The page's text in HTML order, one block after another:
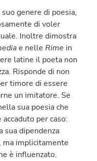
genere di poesia,
di voler
Inoltre dimostra
e nelle Rime in
latine il poeta non
Risponde di non
timore di essere
un imitatore. Se
sua poesia che
per caso:
sua dipendenza
ma implicitamente
è influenzato.